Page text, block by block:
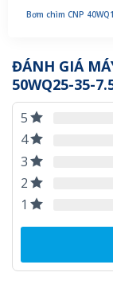
Bơm chìm CNP
ĐÁNH GIÁ
50WQ25-35-
5
4
3
2
1